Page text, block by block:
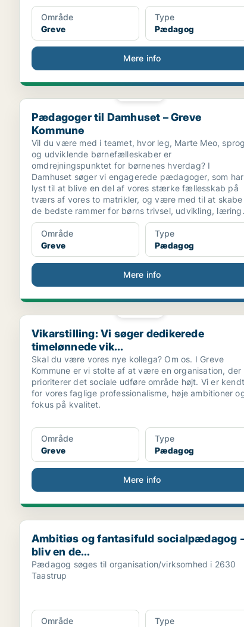
Område
Greve
Type
Pædagog
Mere info
Pædagoger til Damhuset – Greve Kommune
Pædagoger til Damhuset – Greve
Kommune
Vil du være med i teamet, hvor leg, Marte Meo, sprog
og udviklende børnefælleskaber er
omdrejningspunktet for børnenes hverdag? I
Damhuset søger vi engagerede pædagoger, som har
lyst til at blive en del af vores stærke fællesskab på
tværs af vores to matrikler, og være med til at skabe
de bedste rammer for børns trivsel, udvikling, læring
og dannelse.
Område
Greve
Type
Pædagog
Mere info
Vikarstilling: Vi søger dedikerede timelønnede
Vikarstilling: Vi søger dedikerede
timelønnede vik...
Skal du være vores nye kollega? Om os. I Greve
Kommune er vi stolte af at være en organisation, der
prioriterer det sociale udføre område højt. Vi er kendt
for vores faglige professionalisme, høje ambitioner
fokus på kvalitet.
Område
Greve
Type
Pædagog
Mere info
Ambitiøs og fantasifuld socialpædagog - bliv en
Ambitiøs og fantasifuld socialpædagog -
bliv en de...
Pædagog søges til organisation/virksomhed i 2630
Taastrup
Område
Type